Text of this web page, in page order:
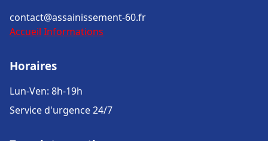
contact@assainissement-60.fr
Accueil Informations
Horaires
Lun-Ven: 8h-19h
Service d'urgence 24/7